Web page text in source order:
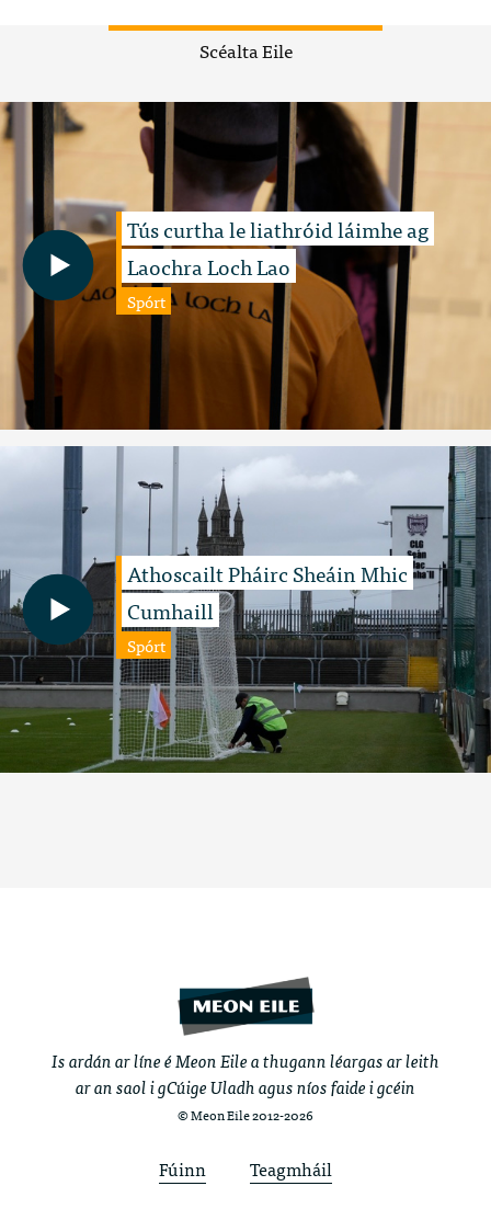
Scéalta Eile
Tús curtha le liathróid láimhe ag
Laochra Loch Lao
Spórt
Athoscailt Pháirc Sheáin Mhic
Cumhaill
Spórt
Is ardán ar líne é Meon Eile a thugann léargas ar leith
ar an saol i gCúige Uladh agus níos faide i gcéin
© Meon Eile 2012-2026
Fúinn Teagmháil